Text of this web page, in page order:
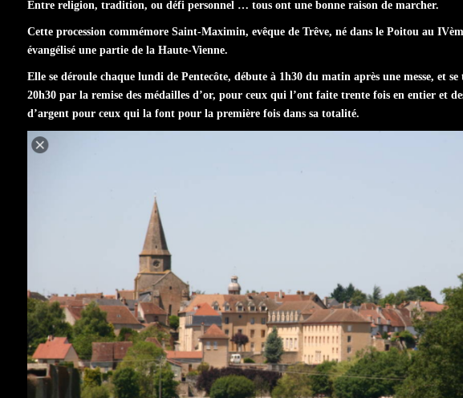
Entre religion, tradition, ou défi personnel … tous ont une bonne raison de marcher.
Cette procession commémore Saint-Maximin, evêque de Trêve, né dans le Poitou au
évangélisé une partie de la Haute-Vienne.
Elle se déroule chaque lundi de Pentecôte, débute à 1h30 du matin après une messe, et se
20h30 par la remise des médailles d’or, pour ceux qui l’ont faite trente fois en entier et
d’argent pour ceux qui la font pour la première fois dans sa totalité.